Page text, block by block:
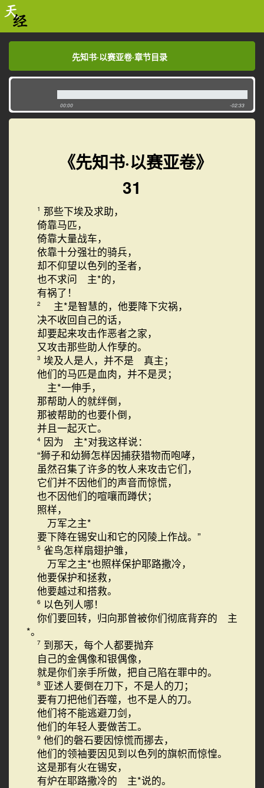
先知书·以赛亚卷·章节目录
先知书·以赛亚卷·章节目录
00:00 -02:33
《先知书·以赛亚卷》
31
1 那些下埃及求助，
倚靠马匹，
倚靠大量战车，
依靠十分强壮的骑兵，
却不仰望以色列的圣者，
也不求问 主*的，
有祸了！
2
主*是智慧的，他要降下灾祸，
决不收回自己的话，
却要起来攻击作恶者之家，
又攻击那些助人作孽的。
3 埃及人是人，并不是 真主；
他们的马匹是血肉，并不是灵；
主*一伸手，
那帮助人的就绊倒，
那被帮助的也要仆倒，
并且一起灭亡。
4 因为 主*对我这样说：
“狮子和幼狮怎样因捕获猎物而咆哮，
虽然召集了许多的牧人来攻击它们，
它们并不因他们的声音而惊慌，
也不因他们的喧嚷而蹲伏；
照样，
万军之主*
要下降在锡安山和它的冈陵上作战。”
5 雀鸟怎样扇翅护雏，
万军之主*也照样保护耶路撒冷，
他要保护和拯救，
他要越过和搭救。
6 以色列人哪！
你们要回转，归向那曾被你们彻底背弃的 主
*。
7 到那天，每个人都要抛弃
自己的金偶像和银偶像，
就是你们亲手所做，把自己陷在罪中的。
8 亚述人要倒在刀下，不是人的刀；
要有刀把他们吞噬，也不是人的刀。
他们将不能逃避刀剑，
他们的年轻人要做苦工。
9 他们的磐石要因惊慌而挪去，
他们的领袖要因见到以色列的旗帜而惊惶。
这是那有火在锡安，
有炉在耶路撒冷的 主*说的。